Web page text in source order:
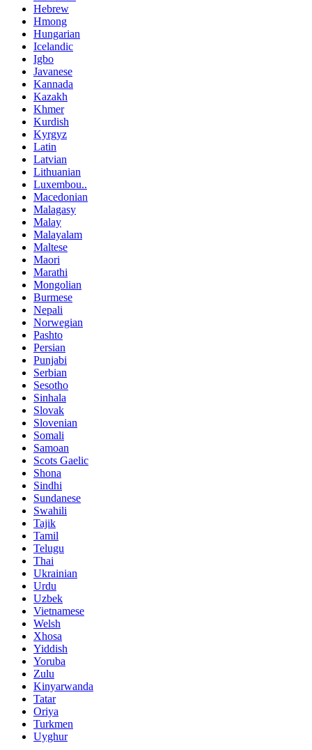
Hebrew
Hmong
Hungarian
Icelandic
Igbo
Javanese
Kannada
Kazakh
Khmer
Kurdish
Kyrgyz
Latin
Latvian
Lithuanian
Luxembou..
Macedonian
Malagasy
Malay
Malayalam
Maltese
Maori
Marathi
Mongolian
Burmese
Nepali
Norwegian
Pashto
Persian
Punjabi
Serbian
Sesotho
Sinhala
Slovak
Slovenian
Somali
Samoan
Scots Gaelic
Shona
Sindhi
Sundanese
Swahili
Tajik
Tamil
Telugu
Thai
Ukrainian
Urdu
Uzbek
Vietnamese
Welsh
Xhosa
Yiddish
Yoruba
Zulu
Kinyarwanda
Tatar
Oriya
Turkmen
Uyghur